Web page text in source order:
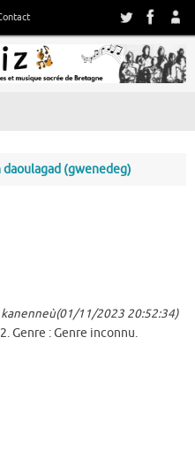
daoulagad (gwenedeg)
11/2023 20:52:34)
Genre : Genre inconnu.